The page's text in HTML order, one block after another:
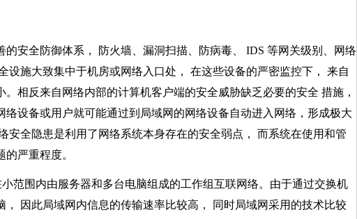
安全防御体系， 防火墙、漏洞扫描、防病毒、 IDS 等网关级别、网络
设施大致集中于机房或网络入口处， 在这些设备的严密监控下， 来自
。相反来自网络内部的计算机客户端的安全威胁缺乏必要的安全 措施，
络设备或用户就可能通过到局域网的网络设备自动进入网络，形成极大
安全隐患是利用了网络系统本身存在的安全弱点， 而系统在使用和管
严重程度。
小范围内由服务器和多台电脑组成的工作组互联网络。由于通过交换机
， 因此局域网内信息的传输速率比较高， 同时局域网采用的技术比较